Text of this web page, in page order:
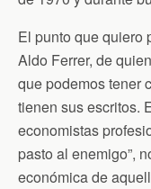
El punto que quiero
Aldo Ferrer, de
que podemos tener
tienen sus escritos.
economistas
pasto al enemigo”,
económica de